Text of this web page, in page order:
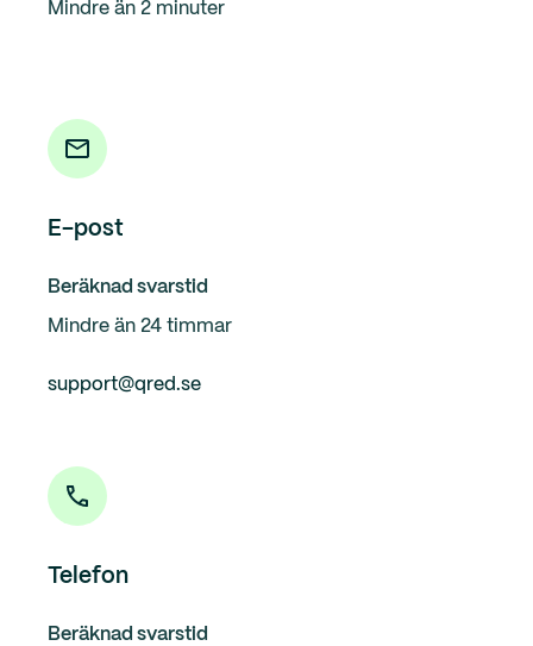
Mindre än 2 minuter
E-post
Beräknad svarstid
Mindre än 24 timmar
support@qred.se
Telefon
Beräknad svarstid